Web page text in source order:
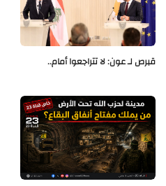
قبرص لـ عون: لا تتراجعوا أمام..